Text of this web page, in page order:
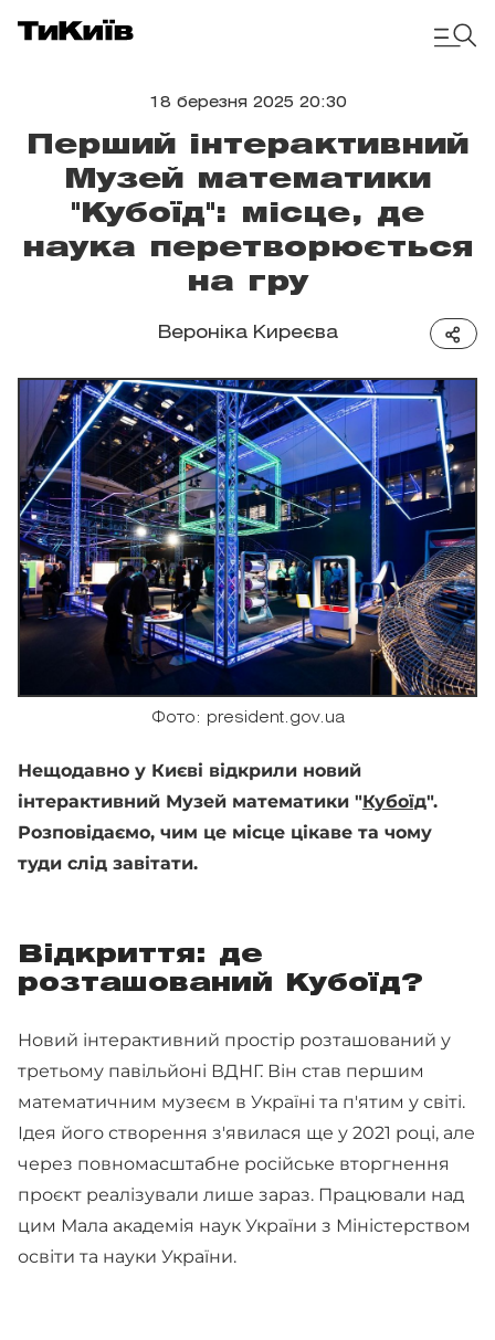
18 березня 2025 20:30
Перший інтерактивний
Музей математики
"Кубоїд": місце, де
наука перетворюється
на гру
Вероніка Киреєва
Фото: president.gov.ua
Нещодавно у Києві відкрили новий
інтерактивний Музей математики "Кубоїд".
Розповідаємо, чим це місце цікаве та чому
туди слід завітати.
Відкриття: де
розташований Кубоїд?
Новий інтерактивний простір розташований у
третьому павільйоні ВДНГ. Він став першим
математичним музеєм в Україні та п'ятим у світі.
Ідея його створення з'явилася ще у 2021 році, але
через повномасштабне російське вторгнення
проєкт реалізували лише зараз. Працювали над
цим Мала академія наук України з Міністерством
освіти та науки України.